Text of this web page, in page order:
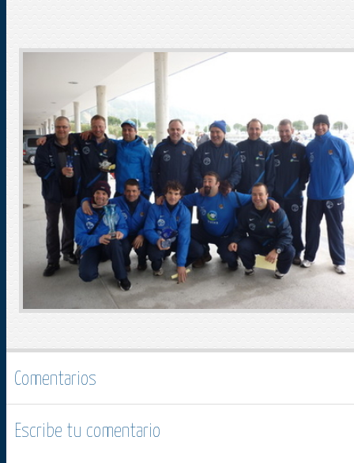
Comentarios
Escribe tu comentario